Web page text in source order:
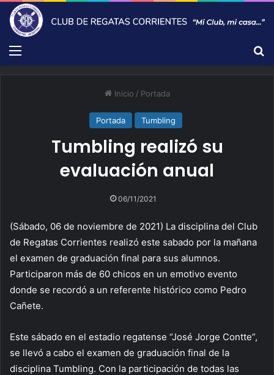
Menú
Inicio / Portada
Portada Tumbling
Tumbling realizó su
evaluación anual
06/11/2021
(Sábado, 06 de noviembre de 2021) La disciplina del Club
de Regatas Corrientes realizó este sabado por la mañana
el examen de graduación final para sus alumnos.
Participaron más de 60 chicos en un emotivo evento
donde se recordó a un referente histórico como Pedro
Cañete.
Este sábado en el estadio regatense “José Jorge Contte”,
se llevó a cabo el examen de graduación final de la
disciplina Tumbling. Con la participación de todas las